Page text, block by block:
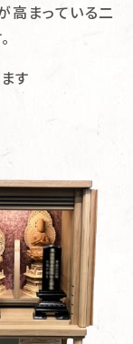
高まっている二
す